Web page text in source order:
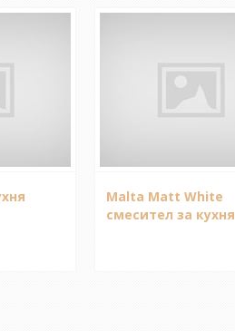
Malta Matt White
смесител за кухня